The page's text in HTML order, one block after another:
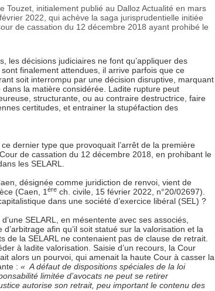
initialement publié au Dalloz Actualité en mars
2022, qui achève la saga jurisprudentielle initiée
de cassation du 12 décembre 2018 ayant prohibé le
les décisions judiciaires ne font qu’appliquer des
finalement attendues, il arrive parfois que ce
soit interrompu par une décision disruptive, marquant
la matière considérée. Ladite rupture peut
structurante, ou au contraire destructrice, faire
certitudes, et entrainer la stupéfaction des
dernier type que provoquait l’arrêt de la première
de cassation du 12 décembre 2018, en prohibant le
les SELARL.
désignée comme juridiction de renvoi, vient de
(Caen, 1 ère ch. civile, 15 février 2022, n°20/02697).
dans une société d’exercice libéral (SEL) ?
SELARL, en mésentente avec ses associés,
afin qu’il soit statué sur la valorisation et la
de la SELARL ne contenaient pas de clause de retrait.
à ladite valorisation. Saisie d’un recours, la Cour
alors un pourvoi, qui amenait la haute Cour à casser la
: « A défaut de dispositions spéciales de la loi
limitée d’avocats ne peut se retirer
autorise son retrait, peu important le contenu des